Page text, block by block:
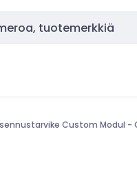
Custom Modul -